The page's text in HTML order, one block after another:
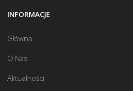
INFORMACJE
Główna
O Nas
Aktualności